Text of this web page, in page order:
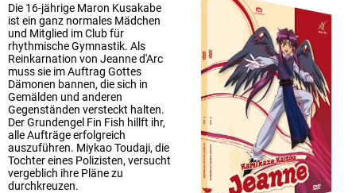
Die 16-jährige Maron Kusakabe
ist ein ganz normales Mädchen
und Mitglied im Club für
rhythmische Gymnastik. Als
Reinkarnation von Jeanne d'Arc
muss sie im Auftrag Gottes
Dämonen bannen, die sich in
Gemälden und anderen
Gegenständen versteckt halten.
Der Grundengel Fin Fish hillft ihr,
alle Aufträge erfolgreich
auszuführen. Miykao Toudaji, die
Tochter eines Polizisten, versucht
vergeblich ihre Pläne zu
durchkreuzen.